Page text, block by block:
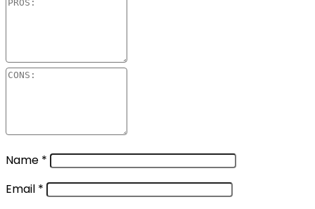
Name *
Email *